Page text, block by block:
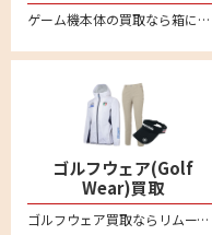
ゲーム機本体の買取なら箱に詰めてご自宅から送るだけの便利な宅配買取専門店リムーブ。ニンテンドー Switchスイッチ/スイッチ2、PS5プレステ5、PS4プレステ4 などの最新からレトロゲームまでいろいろお売りいただけます。
ゴルフウェア(Golf
Wear)買取
ゴルフウェア買取ならリムーブの宅配買取がおすすめ。パーリーゲイツやマーク&ロナ、キャロウェイなど有名ブランドなど多数ブランドを高価買取。レディース・メンズの商品お売りください。不要なゴルフウェアを自宅で箱に詰めて送るだけの簡単査定。全国対応・送料無料。LINEによるオンライン査定も便利